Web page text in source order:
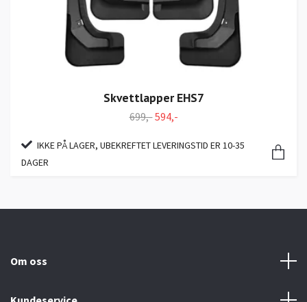
Skvettlapper EHS7
699,-594,-
IKKE PÅ LAGER, UBEKREFTET LEVERINGSTID ER 10-35
DAGER
Om oss